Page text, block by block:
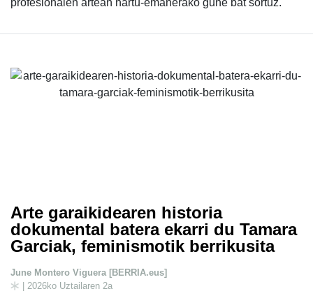
profesionalen artean hartu-emanerako gune bat sortuz.
Arte garaikidearen historia
dokumental batera ekarri du Tamara
Garciak, feminismotik berrikusita
June Montero Viguera [BERRIA.eus]
| 2026ko Uztailaren 2a